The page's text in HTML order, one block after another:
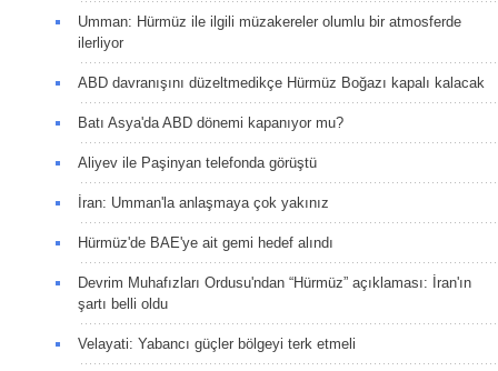
Umman: Hürmüz ile ilgili müzakereler olumlu bir atmosferde
ilerliyor
ABD davranışını düzeltmedikçe Hürmüz Boğazı kapalı kalacak
Batı Asya'da ABD dönemi kapanıyor mu?
Aliyev ile Paşinyan telefonda görüştü
İran: Umman'la anlaşmaya çok yakınız
Hürmüz'de BAE'ye ait gemi hedef alındı
Devrim Muhafızları Ordusu'ndan “Hürmüz” açıklaması: İran'ın
şartı belli oldu
Velayati: Yabancı güçler bölgeyi terk etmeli